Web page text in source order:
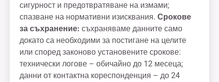
сигурност и предотвратяване на измами;
спазване на нормативни изисквания. Срокове
за съхранение: съхраняваме данните само
докато са необходими за постигане на целите
или според законово установените срокове:
технически логове – обичайно до 12 месеца;
данни от контактна кореспонденция – до 24